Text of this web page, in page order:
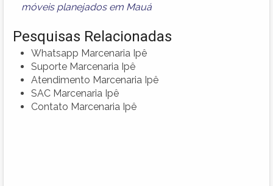
móveis planejados em Mauá
Pesquisas Relacionadas
Whatsapp Marcenaria Ipê
Suporte Marcenaria Ipê
Atendimento Marcenaria Ipê
SAC Marcenaria Ipê
Contato Marcenaria Ipê